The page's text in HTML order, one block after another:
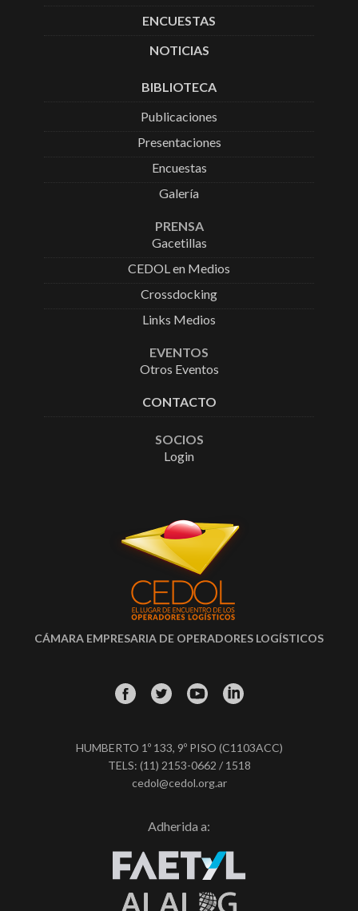
ENCUESTAS
NOTICIAS
BIBLIOTECA
Publicaciones
Presentaciones
Encuestas
Galería
PRENSA
Gacetillas
CEDOL en Medios
Crossdocking
Links Medios
EVENTOS
Otros Eventos
CONTACTO
SOCIOS
Login
CÁMARA EMPRESARIA DE OPERADORES LOGÍSTICOS
HUMBERTO 1º 133, 9º PISO (C1103ACC)
TELS: (11) 2153-0662 / 1518
cedol@cedol.org.ar
Adherida a: